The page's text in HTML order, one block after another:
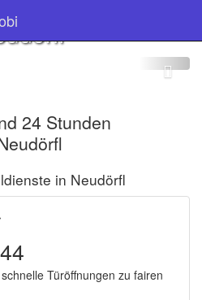
24 Stunden
in Neudörfl
Türöffnungen zu fairen